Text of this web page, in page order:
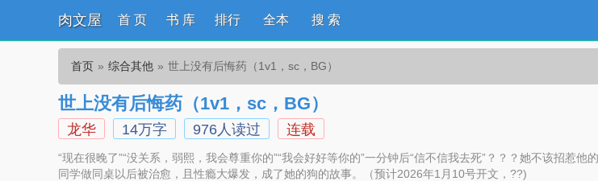
肉文屋 首 页 书 库 排行 全本 搜 索
首页 综合其他 世上没有后悔药（1v1，sc，BG）
世上没有后悔药（1v1，sc，BG）
龙华 14万字 976人读过 连载
“现在很晚了”“没关系，弱熙，我会尊重你的”“我会好好等你的”一分钟后“信不信我去死”？？？她不该招惹
同学做同桌以后被治愈，且性瘾大爆发，成了她的狗的故事。（预计2026年1月10号开文，??)